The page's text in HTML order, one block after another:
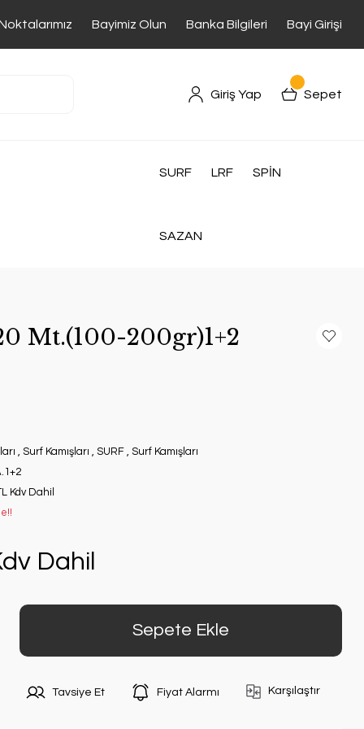
Bayimiz Olun Banka Bilgileri Bayi Girişi
Giriş Yap Sepet
SURF LRF SPİN
SAZAN
Mt.(100-200gr)1+2
, Surf Kamışları , SURF , Surf Kamışları
Kdv Dahil
Dahil
Sepete Ekle
Tavsiye Et Fiyat Alarmı Karşılaştır